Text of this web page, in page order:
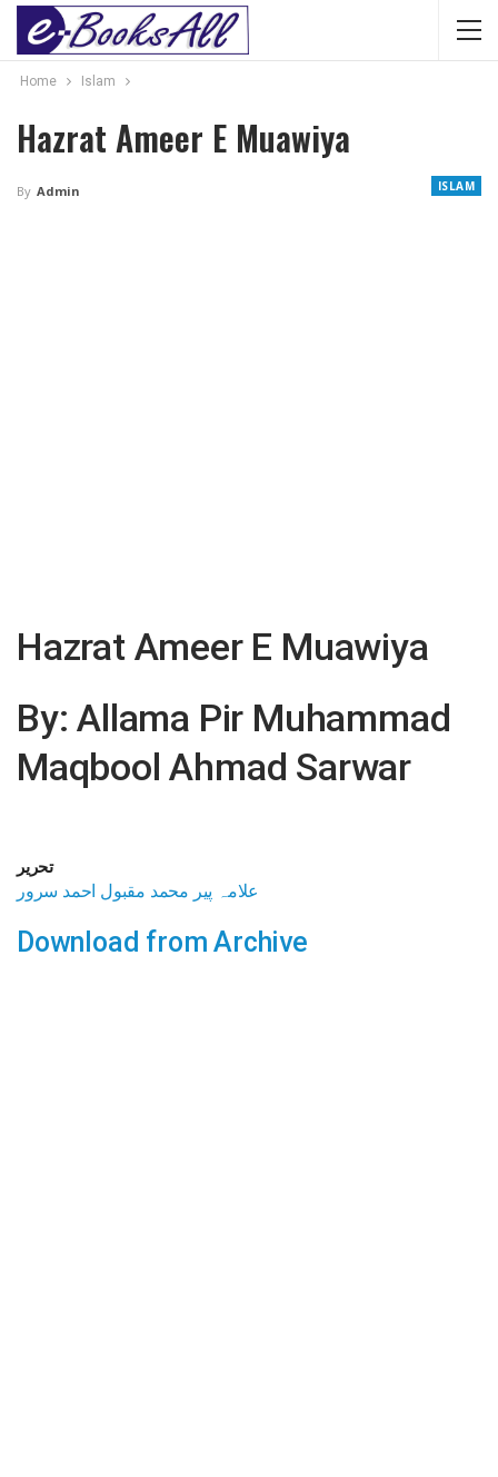
Home Islam
Hazrat Ameer E Muawiya
ISLAM
By Admin
Hazrat Ameer E Muawiya
By: Allama Pir Muhammad
Maqbool Ahmad Sarwar
تحریر
علامہ پیر محمد مقبول احمد سرور
Download from Archive